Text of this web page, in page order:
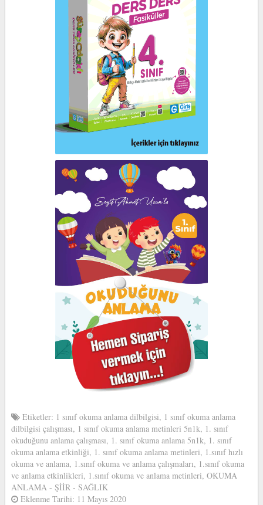
Etiketler: 1 sınıf okuma anlama dilbilgisi, 1 sınıf okuma anlama
dilbilgisi çalışması, 1 sınıf okuma anlama metinleri 5n1k, 1. sınıf
okuduğunu anlama çalışması, 1. sınıf okuma anlama 5n1k, 1. sınıf
okuma anlama etkinliği, 1. sınıf okuma anlama metinleri, 1.sınıf hızlı
okuma ve anlama, 1.sınıf okuma ve anlama çalışmaları, 1.sınıf okuma
ve anlama etkinlikleri, 1.sınıf okuma ve anlama metinleri, OKUMA
ANLAMA - ŞİİR - SAĞLIK
Eklenme Tarihi: 11 Mayıs 2020